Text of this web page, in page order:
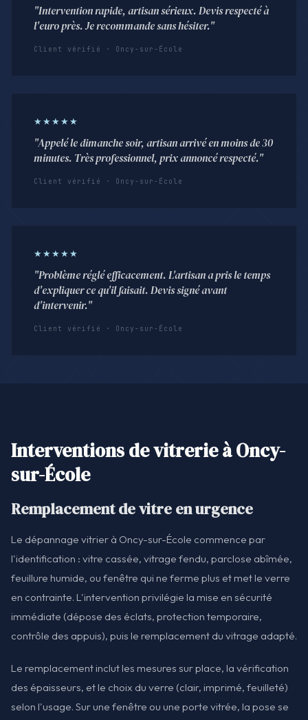
"Intervention rapide, artisan sérieux. Devis respecté à
l'euro près. Je recommande sans hésiter."
Client vérifié · Oncy-sur-École
★★★★★
"Appelé le dimanche soir, artisan arrivé en moins de 30
minutes. Très professionnel, prix annoncé respecté."
Client vérifié · Oncy-sur-École
★★★★★
"Problème réglé efficacement. L'artisan a pris le temps
d'expliquer ce qu'il faisait. Devis signé avant
d'intervenir."
Client vérifié · Oncy-sur-École
Interventions de vitrerie à Oncy-
sur-École
Remplacement de vitre en urgence
Le dépannage vitrier à Oncy-sur-École commence par
l'identification : vitre cassée, vitrage fendu, parclose abîmée,
feuillure humide, ou fenêtre qui ne ferme plus et met le verre
en contrainte. L'intervention privilégie la mise en sécurité
immédiate (dépose des éclats, protection temporaire,
contrôle des appuis), puis le remplacement du vitrage adapté.
Le remplacement inclut les mesures sur place, la vérification
des épaisseurs, et le choix du verre (clair, imprimé, feuilleté)
selon l'usage. Sur une fenêtre ou une porte vitrée, la pose se